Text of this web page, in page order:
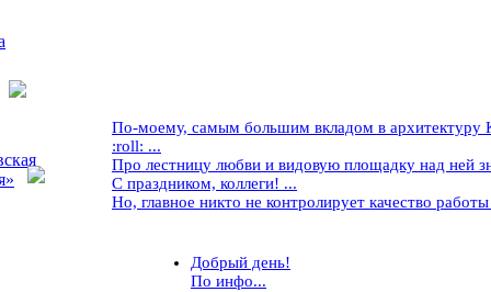
По-моему, самым большим вкладом в архитектуру
:roll: ...
Про лестницу любви и видовую площадку над ней
С праздником, коллеги! ...
Но, главное никто не контролирует качество
Добрый день!
По инфо...